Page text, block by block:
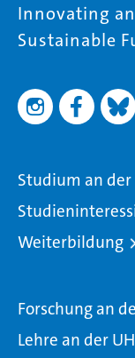
Innovating
Sustainable
Studium an der
Weiterbildung
Forschung an
Lehre an der